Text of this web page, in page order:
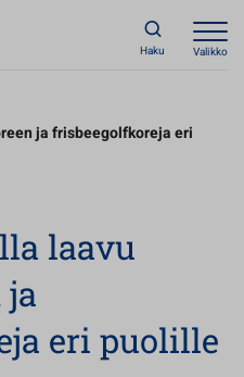
Haku Valikko
ja frisbeegolfkoreja eri
laavu
eri puolille